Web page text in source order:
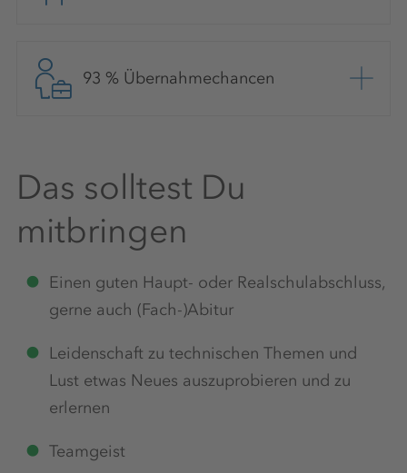
93 % Übernahmechancen
Das solltest Du
mitbringen
Einen guten Haupt- oder Realschulabschluss,
gerne auch (Fach-)Abitur
Leidenschaft zu technischen Themen und
Lust etwas Neues auszuprobieren und zu
erlernen
Teamgeist